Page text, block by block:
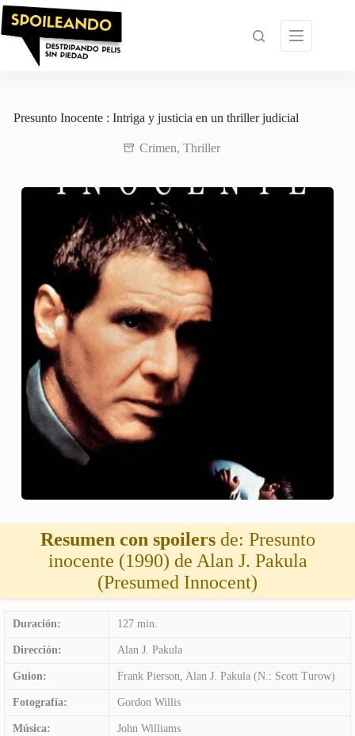
Saltar
al
contenido
Presunto Inocente : Intriga y justicia en un thriller judicial
Crimen,Thriller
Resumen con spoilersde: Presunto
inocente (1990) de Alan J. Pakula
(Presumed Innocent)
Duración: 127 min.
Dirección: Alan J. Pakula
Guion: Frank Pierson, Alan J. Pakula (N.: Scott Turow)
Fotografía: Gordon Willis
Música: John Williams